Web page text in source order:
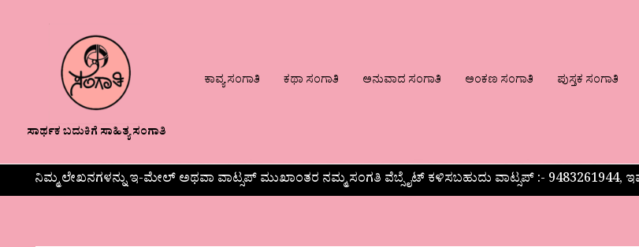
ಸಾರ್ಥಕ ಬದುಕಿಗೆ ಸಾಹಿತ್ಯ ಸಂಗಾತಿ
ಕಾವ್ಯ ಸಂಗಾತಿ ಕಥಾ ಸಂಗಾತಿ ಅನುವಾದ ಸಂಗಾತಿ ಅಂಕಣ ಸಂಗಾತಿ ಪುಸ್ತಕ ಸಂಗಾತಿ
ನಿಮ್ಮ ಲೇಖನಗಳನ್ನು ಇ-ಮೇಲ್ ಅಥವಾ ವಾಟ್ಸಪ್ ಮುಖಾಂತರ ನಮ್ಮ ಸಂಗತಿ ವೆಬ್ಸೈಟ್ ಕಳಿಸಬಹುದು ವಾಟ್ಸಪ್‌ :-